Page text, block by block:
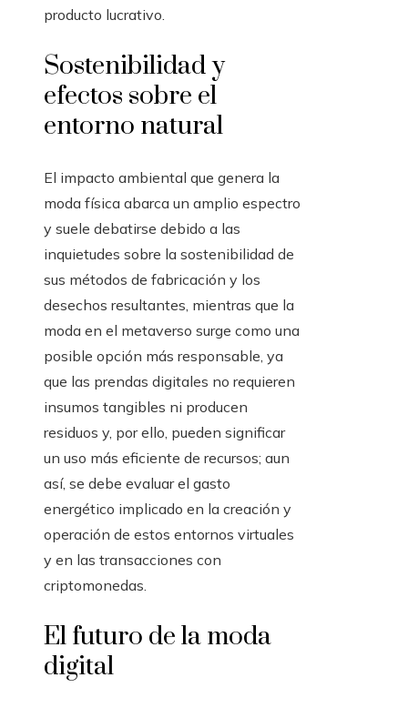
producto lucrativo.
Sostenibilidad y
efectos sobre el
entorno natural
El impacto ambiental que genera la
moda física abarca un amplio espectro
y suele debatirse debido a las
inquietudes sobre la sostenibilidad de
sus métodos de fabricación y los
desechos resultantes, mientras que la
moda en el metaverso surge como una
posible opción más responsable, ya
que las prendas digitales no requieren
insumos tangibles ni producen
residuos y, por ello, pueden significar
un uso más eficiente de recursos; aun
así, se debe evaluar el gasto
energético implicado en la creación y
operación de estos entornos virtuales
y en las transacciones con
criptomonedas.
El futuro de la moda
digital